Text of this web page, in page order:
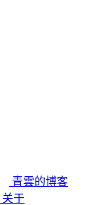
青雲的博客
关于